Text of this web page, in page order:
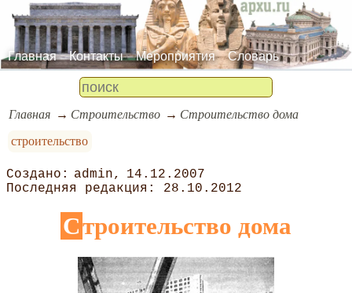
Главная Контакты Мероприятия Словарь
Главная Строительство
Строительство дома
строительство
admin
14.12.2007
28.10.2012
Строительство дома